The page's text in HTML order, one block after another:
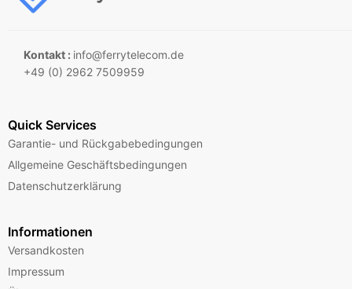
Kontakt : info@ferrytelecom.de
+49 (0) 2962 7509959
Quick Services
Garantie- und Rückgabebedingungen
Allgemeine Geschäftsbedingungen
Datenschutzerklärung
Informationen
Versandkosten
Impressum